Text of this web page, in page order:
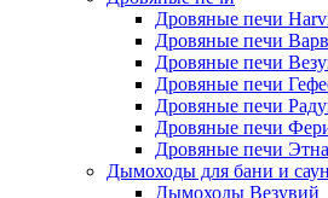
Дровяные печи
Дровяные печи
Дровяные печи
Дровяные печи
Дровяные печи
Дровяные печи
Дровяные печи Этна
Дымоходы для бани и
Дымоходы Везувий